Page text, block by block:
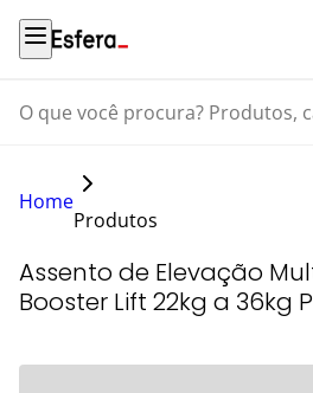
O que você procura? Produtos,
Home
Produtos
Assento de Elevação
Booster Lift 22kg a 36kg